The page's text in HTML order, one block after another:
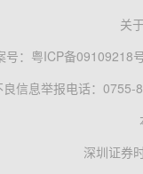
关
： 粤ICP备09109218
良信息举报电话：0755-
深圳证券